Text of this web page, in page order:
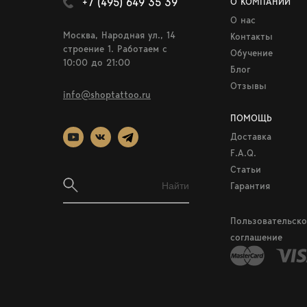
Москва, Народная ул., 14
строение 1. Работаем c
10:00 до 21:00
info@shoptattoo.ru
О нас
Контакты
Обучение
Блог
Отзывы
ПОМОЩЬ
Доставка
F.A.Q.
Статьи
Гарантия
соглашение